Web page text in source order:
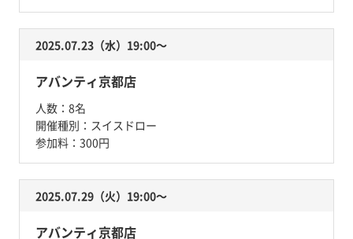
2025.07.23（水）19:00〜
アバンティ京都店
人数： 8名
開催種別： スイスドロー
参加料： 300円
2025.07.29（火）19:00〜
アバンティ京都店